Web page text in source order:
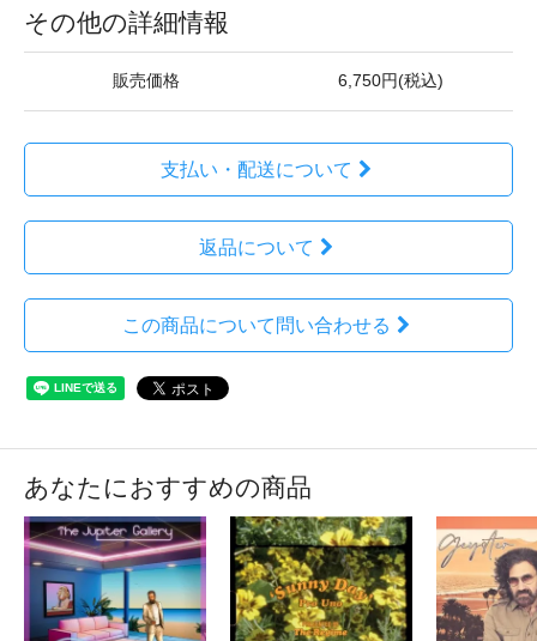
その他の詳細情報
販売価格 6,750円(税込)
支払い・配送について
返品について
この商品について問い合わせる
あなたにおすすめの商品